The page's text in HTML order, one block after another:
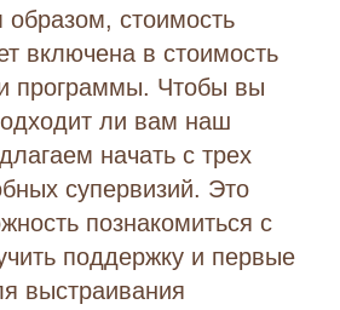
образом, стоимость
включена в стоимость
программы. Чтобы вы
ли вам наш
начать с трех
супервизий. Это
познакомиться с
поддержку и первые
выстраивания